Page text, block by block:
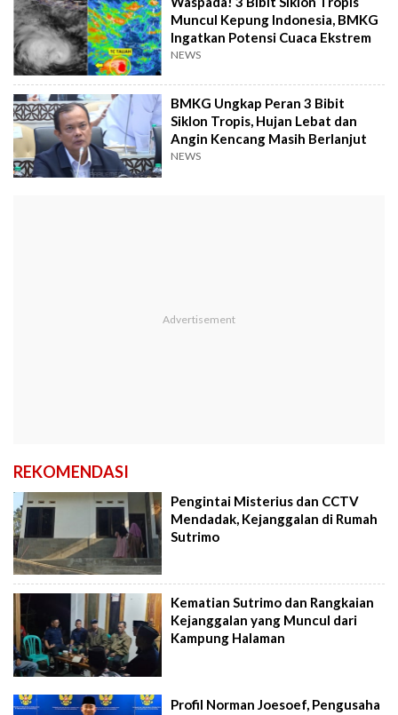
Muncul Kepung Indonesia, BMKG
Ingatkan Potensi Cuaca Ekstrem
NEWS
BMKG Ungkap Peran 3 Bibit
Siklon Tropis, Hujan Lebat dan
Angin Kencang Masih Berlanjut
NEWS
REKOMENDASI
Pengintai Misterius dan CCTV
Mendadak, Kejanggalan di Rumah
Sutrimo
Kematian Sutrimo dan Rangkaian
Kejanggalan yang Muncul dari
Kampung Halaman
Profil Norman Joesoef, Pengusaha